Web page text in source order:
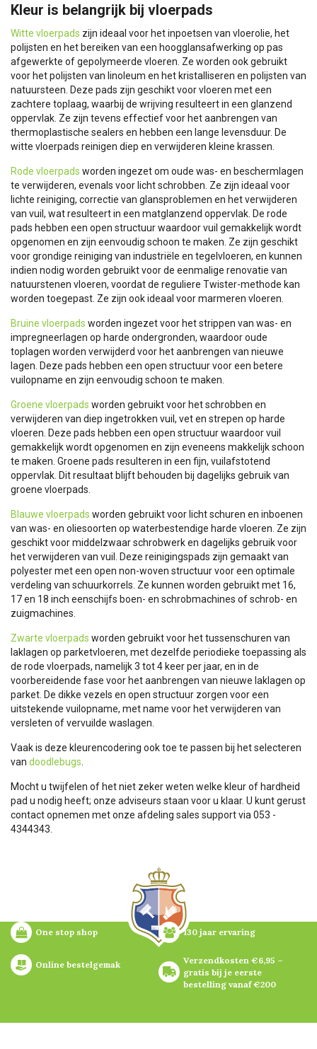
Kleur is belangrijk bij vloerpads
Witte vloerpads zijn ideaal voor het inpoetsen van vloerolie, het
polijsten en het bereiken van een hoogglansafwerking op pas
afgewerkte of gepolymeerde vloeren. Ze worden ook gebruikt
voor het polijsten van linoleum en het kristalliseren en polijsten van
natuursteen. Deze pads zijn geschikt voor vloeren met een
zachtere toplaag, waarbij de wrijving resulteert in een glanzend
oppervlak. Ze zijn tevens effectief voor het aanbrengen van
thermoplastische sealers en hebben een lange levensduur. De
witte vloerpads reinigen diep en verwijderen kleine krassen.
Rode vloerpads worden ingezet om oude was- en beschermlagen
te verwijderen, evenals voor licht schrobben. Ze zijn ideaal voor
lichte reiniging, correctie van glansproblemen en het verwijderen
van vuil, wat resulteert in een matglanzend oppervlak. De rode
pads hebben een open structuur waardoor vuil gemakkelijk wordt
opgenomen en zijn eenvoudig schoon te maken. Ze zijn geschikt
voor grondige reiniging van industriële en tegelvloeren, en kunnen
indien nodig worden gebruikt voor de eenmalige renovatie van
natuurstenen vloeren, voordat de reguliere Twister-methode kan
worden toegepast. Ze zijn ook ideaal voor marmeren vloeren.
Bruine vloerpads worden ingezet voor het strippen van was- en
impregneerlagen op harde ondergronden, waardoor oude
toplagen worden verwijderd voor het aanbrengen van nieuwe
lagen. Deze pads hebben een open structuur voor een betere
vuilopname en zijn eenvoudig schoon te maken.
Groene vloerpads worden gebruikt voor het schrobben en
verwijderen van diep ingetrokken vuil, vet en strepen op harde
vloeren. Deze pads hebben een open structuur waardoor vuil
gemakkelijk wordt opgenomen en zijn eveneens makkelijk schoon
te maken. Groene pads resulteren in een fijn, vuilafstotend
oppervlak. Dit resultaat blijft behouden bij dagelijks gebruik van
groene vloerpads.
Blauwe vloerpads worden gebruikt voor licht schuren en inboenen
van was- en oliesoorten op waterbestendige harde vloeren. Ze zijn
geschikt voor middelzwaar schrobwerk en dagelijks gebruik voor
het verwijderen van vuil. Deze reinigingspads zijn gemaakt van
polyester met een open non-woven structuur voor een optimale
verdeling van schuurkorrels. Ze kunnen worden gebruikt met 16,
17 en 18 inch eenschijfs boen- en schrobmachines of schrob- en
zuigmachines.
Zwarte vloerpads worden gebruikt voor het tussenschuren van
laklagen op parketvloeren, met dezelfde periodieke toepassing als
de rode vloerpads, namelijk 3 tot 4 keer per jaar, en in de
voorbereidende fase voor het aanbrengen van nieuwe laklagen op
parket. De dikke vezels en open structuur zorgen voor een
uitstekende vuilopname, met name voor het verwijderen van
versleten of vervuilde waslagen.
Vaak is deze kleurencodering ook toe te passen bij het selecteren
van doodlebugs
Mocht u twijfelen of het niet zeker weten welke kleur of hardheid
pad u nodig heeft; onze adviseurs staan voor u klaar. U kunt gerust
contact opnemen met onze afdeling sales support via 053 -
4344343.
One stop shop 130 jaar ervaring
Online bestelgemak
Verzendkosten €6,95 –
gratis bij je eerste
bestelling vanaf €200